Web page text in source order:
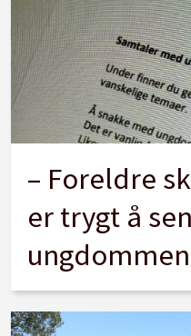
– Foreldre
er trygt å